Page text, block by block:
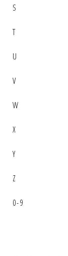
S
T
U
V
W
X
Y
Z
0-9